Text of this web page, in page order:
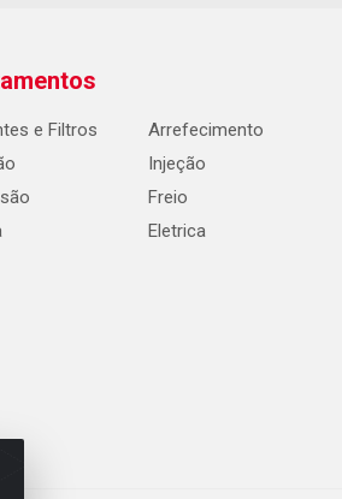
e Filtros
Arrefecimento
Injeção
Freio
Eletrica